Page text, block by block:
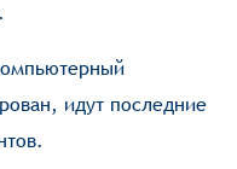
идут последние